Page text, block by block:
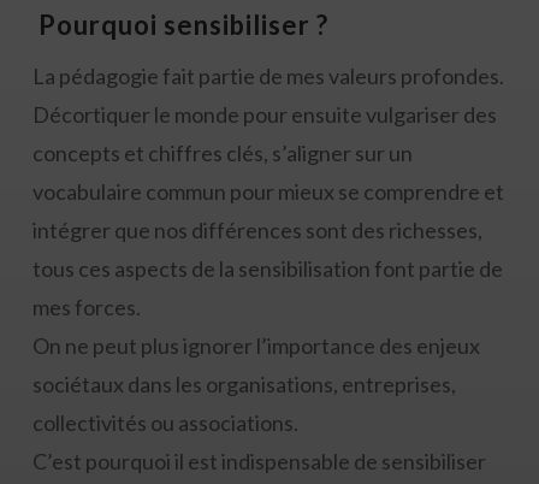
Pourquoi sensibiliser ?
La pédagogie fait partie de mes valeurs profondes.
Décortiquer le monde pour ensuite vulgariser des
concepts et chiffres clés, s’aligner sur un
vocabulaire commun pour mieux se comprendre et
intégrer que nos différences sont des richesses,
tous ces aspects de la sensibilisation font partie de
mes forces.
On ne peut plus ignorer l’importance des enjeux
sociétaux dans les organisations, entreprises,
collectivités ou associations.
C’est pourquoi il est indispensable de sensibiliser